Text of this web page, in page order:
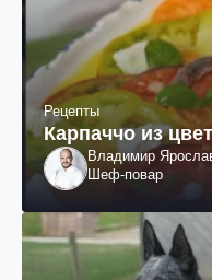
Рецепты
Карпаччо из
Владимир
Шеф-повар